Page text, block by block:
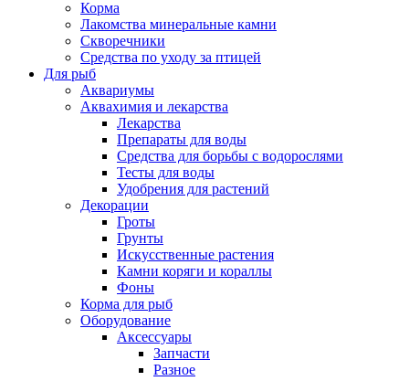
Корма
Лакомства минеральные камни
Скворечники
Средства по уходу за птицей
Для рыб
Аквариумы
Аквахимия и лекарства
Лекарства
Препараты для воды
Средства для борьбы с водорослями
Тесты для воды
Удобрения для растений
Декорации
Гроты
Грунты
Искусственные растения
Камни коряги и кораллы
Фоны
Корма для рыб
Оборудование
Аксессуары
Запчасти
Разное